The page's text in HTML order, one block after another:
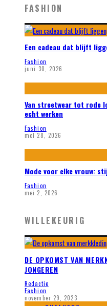
FASHION
Een cadeau dat blijft
Fashion
juni 30, 2026
Van streetwear tot rode
echt werken
Fashion
mei 28, 2026
Mode voor elke vrouw:
Fashion
mei 2, 2026
WILLEKEURIG
DE OPKOMST VAN
JONGEREN
Redactie
Fashion
november 29, 2023